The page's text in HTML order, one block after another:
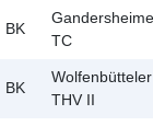
BK
TC
BK
Wolfenbütteler
THV II